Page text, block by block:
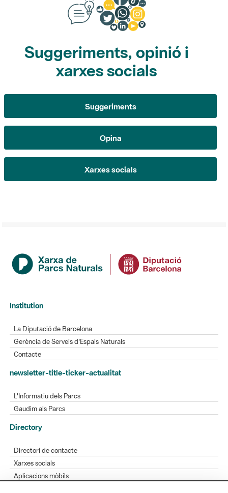
Suggeriments, opinió i
xarxes socials
Opina
Xarxes socials
La Diputació de Barcelona
Contacte
newsletter-title-ticker-actualitat
L'Informatiu dels Parcs
Directory
Directori de contacte
Aplicacions mòbils
Bústia de suggeriments
Opineu sobre els parcs